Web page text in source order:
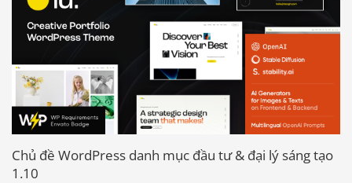
Chủ đề WordPress danh mục đầu tư & đại lý sáng tạo
1.10